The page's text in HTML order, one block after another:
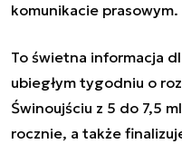
komunikacie prasowym.
To świetna informacja
ubiegłym tygodniu o
Świnoujściu z 5 do 7,5
rocznie, a także